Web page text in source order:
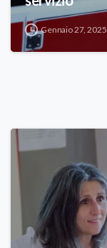
Gennaio 27, 2025